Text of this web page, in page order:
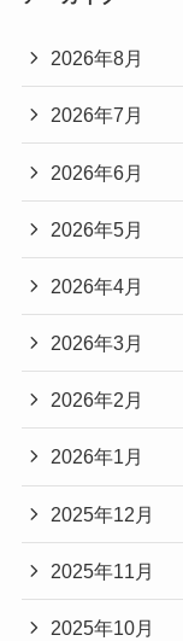
2026年8月
2026年7月
2026年6月
2026年5月
2026年4月
2026年3月
2026年2月
2026年1月
2025年12月
2025年11月
2025年10月